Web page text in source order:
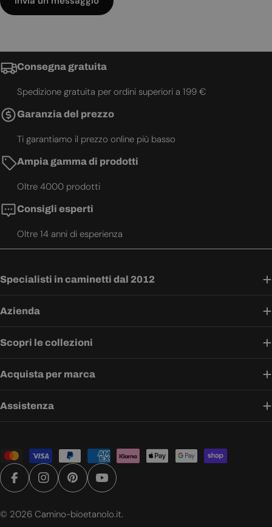
Consegna gratuita
Spedizione gratuita per ordini superiori a 199 €
Garanzia del prezzo
Ti garantiamo il prezzo online più basso
Ampia gamma di prodotti
Oltre 4000 prodotti
Consigli esperti
Oltre 14 anni di esperienza
Specialisti in caminetti dal 2012
Azienda
Scopri le collezioni
Acquista per marca
Assistenza
Metodi
di
pagamento
FacebookInstagramPinterestYouTube
© 2026 Camino-bioetanolo.it.